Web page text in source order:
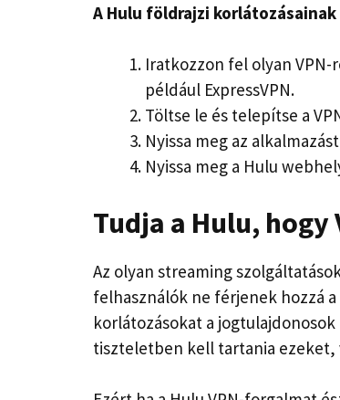
A Hulu földrajzi
Iratkozzon fel olyan
például ExpressVPN.
Töltse le és telepítse a
Nyissa meg az
Nyissa meg a Hulu
Tudja a Hulu, hogy
Az olyan streaming
felhasználók ne férjenek hozzá
korlátozásokat a
tiszteletben kell tartania